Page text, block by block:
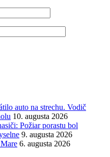
auto na strechu. Vodič
10. augusta 2026
Požiar porastu bol
9. augusta 2026
6. augusta 2026